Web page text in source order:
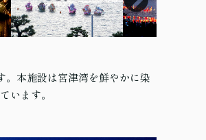
。本施設は宮津湾を鮮やかに染
います。